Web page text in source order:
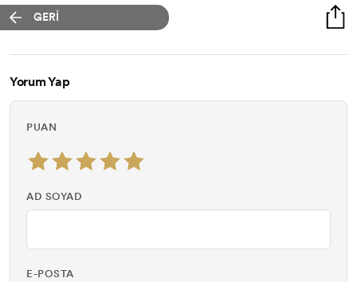
GERİ
Yorum Yap
PUAN
AD SOYAD
E-POSTA